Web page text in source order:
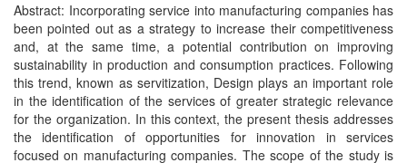
Abstract: Incorporating service into manufacturing companies has
been pointed out as a strategy to increase their competitiveness
and, at the same time, a potential contribution on improving
sustainability in production and consumption practices. Following
this trend, known as servitization, Design plays an important role
in the identification of the services of greater strategic relevance
for the organization. In this context, the present thesis addresses
the identification of opportunities for innovation in services
focused on manufacturing companies. The scope of the study is